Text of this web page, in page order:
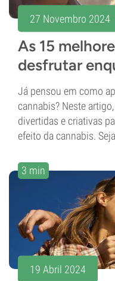
27 Novembro 2024
As 15
desfrutar
Já pensou em como
cannabis? Neste
divertidas e criativas
efeito da cannabis.
3 min
19 Abril 2024